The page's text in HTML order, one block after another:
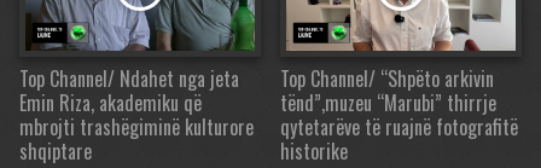
Top Channel/ Ndahet nga jeta
Emin Riza, akademiku që
mbrojti trashëgiminë kulturore
shqiptare
Top Channel/ “Shpëto arkivin
tënd”,muzeu “Marubi” thirrje
qytetarëve të ruajnë fotografitë
historike